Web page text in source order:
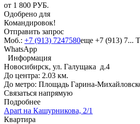
от 1 800 РУБ.
Одобрено для
Командировок!
Отправить запрос
Моб.: +7 (913) 7247580еще +7 (913) 7...
WhatsApp
Информация
Новосибирск, ул. Галущака д.4
До центра: 2.03 км.
До метро: Площадь Гарина-
Связаться напрямую
Подробнее
Apart на Кашурникова, 2/1
Квартира